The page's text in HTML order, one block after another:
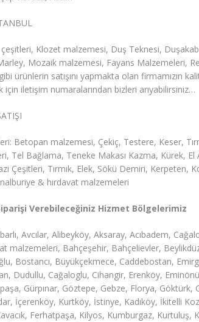
Klozet malzemesi, Duş Teknesi,
Mozaik malzemesi, Fayans Malzemeleri,
ürünlerin satışını yapmakta olan firmamızın
iletişim numaralarından bizleri arıyabilirsiniz…
Betopan malzemesi, Çekiç, Testere, Keser,
Tel Bağlama, Teneke Makası Kazma, Kürek, El
Çeşitleri, Tırmık, Elek, Sökü Demiri, Kerpeten,
& hırdavat malzemeleri
Verebileceğiniz Hizmet Bölgelerimiz
Avcılar, Alibeyköy, Aksaray, Acıbadem,
malzemeleri, Bahçeşehir, Bahçelievler,
Bostancı, Büyükçekmece, Caddebostan,
Dudullu, Cağaloglu, Cihangir, Erenköy,
Gürpınar, Göztepe, Gebze, Florya, Göktürk,
İçerenköy, Kurtköy, İstinye, Kadıköy, İkitelli
Ferhatpaşa, Kilyos, Kumburgaz, Kurtuluş,